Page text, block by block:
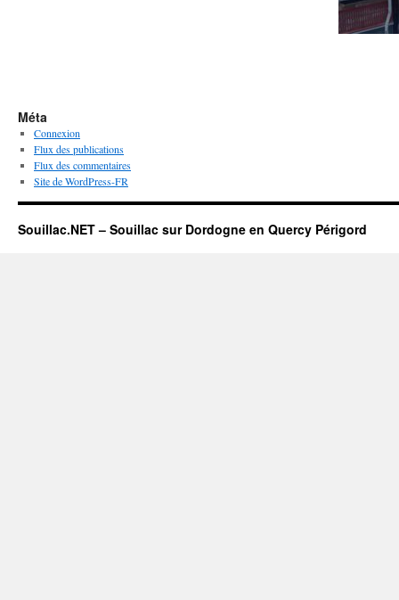
Méta
Connexion
Flux des publications
Flux des commentaires
Site de WordPress-FR
Souillac.NET – Souillac sur Dordogne en Quercy Périgord